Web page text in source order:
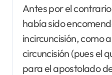
Antes por el
había sido
incircuncisión, como
circuncisión (pues el
para el apostolado